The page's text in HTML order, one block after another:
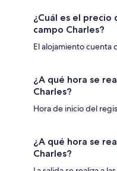
¿Cuál es el precio
campo Charles?
El alojamiento cuenta
¿A qué hora se
Charles?
Hora de inicio del
¿A qué hora se
Charles?